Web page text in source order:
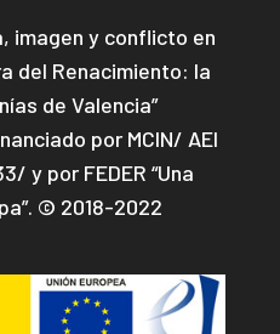
imagen y conflicto en
del Renacimiento: la
de Valencia”
por MCIN/ AEI
y por FEDER “Una
© 2018-2022